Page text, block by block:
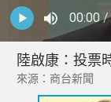
00:00/
陸啟康：投票
來源：商台新聞